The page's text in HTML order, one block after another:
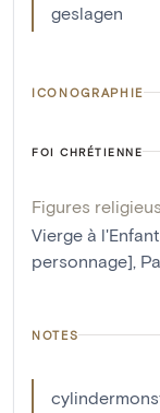
geslagen
ICONOGRAPHIE
FOI CHRÉTIENNE
Figures
Vierge à l'Enfant
personnage]
NOTES